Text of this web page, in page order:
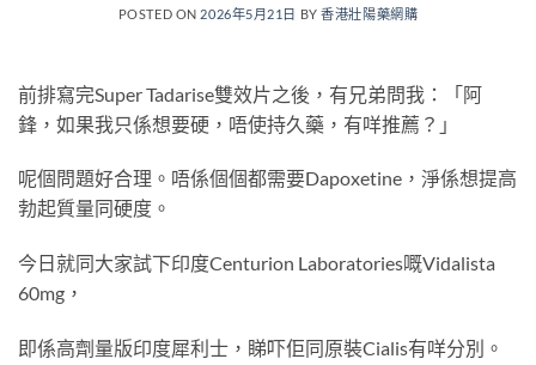
POSTED ON 2026年5月21日 BY香港壯陽藥網購
前排寫完Super Tadarise雙效片之後，有兄弟問我：「阿
鋒，如果我只係想要硬，唔使持久藥，有咩推薦？」
呢個問題好合理。唔係個個都需要Dapoxetine，淨係想提高
勃起質量同硬度。
今日就同大家試下印度Centurion Laboratories嘅Vidalista
60mg，
即係高劑量版印度犀利士，睇吓佢同原裝Cialis有咩分別。